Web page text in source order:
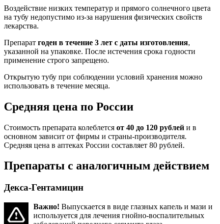
Воздействие низких температур и прямого солнечного цвета
на тубу недопустимо из-за нарушения физических свойств
лекарства.
Препарат годен в течение 3 лет с даты изготовления,
указанной на упаковке. После истечения срока годности
применение строго запрещено.
Открытую тубу при соблюдении условий хранения можно
использовать в течение месяца.
Средняя цена по России
Стоимость препарата колеблется от 40 до 120 рублей и в
основном зависит от фирмы и страны-производителя.
Средняя цена в аптеках России составляет 80 рублей.
Препараты с аналогичным действием
Декса-Гентамицин
Важно! Выпускается в виде глазных капель и мази и
используется для лечения гнойно-воспалительных